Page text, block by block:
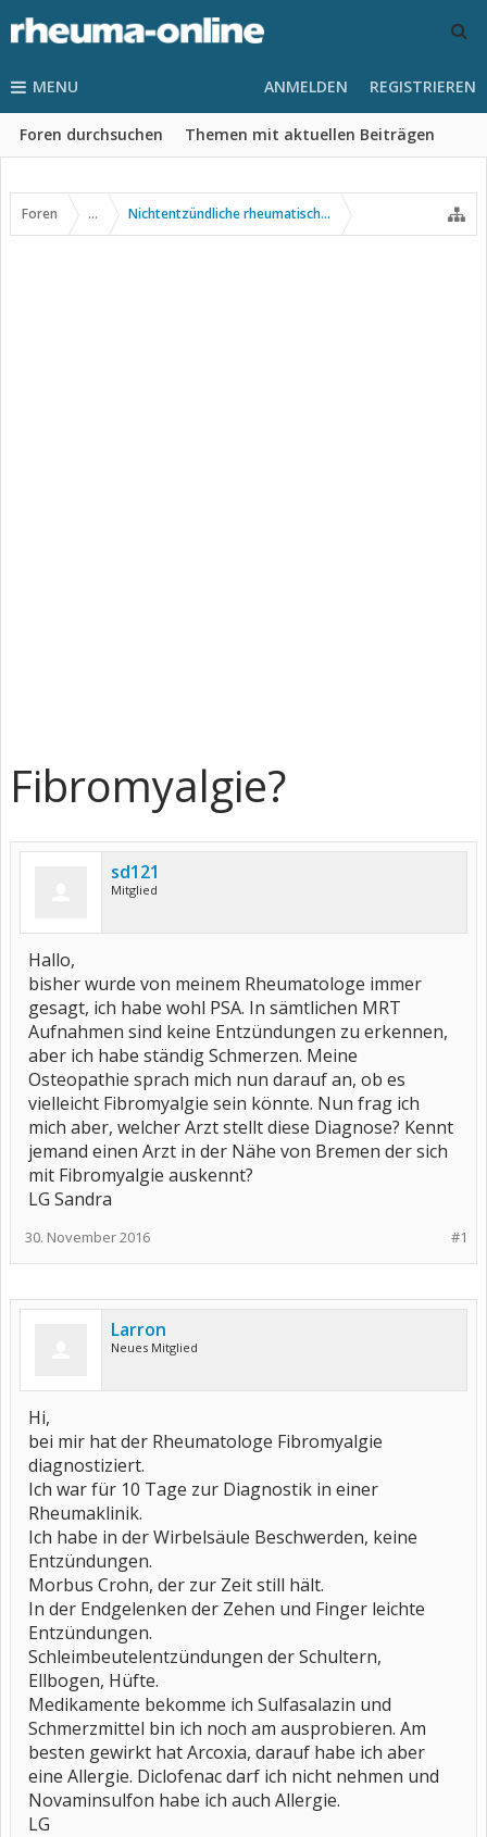
MENU
Foren durchsuchen Themen mit aktuellen Beiträgen
ANMELDEN REGISTRIEREN
Foren ... Nichtentzündliche rheumatische Erkrankungen
Fibromyalgie?
sd121
Mitglied
Hallo,
bisher wurde von meinem Rheumatologe immer
gesagt, ich habe wohl PSA. In sämtlichen MRT
Aufnahmen sind keine Entzündungen zu erkennen,
aber ich habe ständig Schmerzen. Meine
Osteopathie sprach mich nun darauf an, ob es
vielleicht Fibromyalgie sein könnte. Nun frag ich
mich aber, welcher Arzt stellt diese Diagnose? Kennt
jemand einen Arzt in der Nähe von Bremen der sich
mit Fibromyalgie auskennt?
LG Sandra
#1
30. November 2016
Larron
Neues Mitglied
Hi,
bei mir hat der Rheumatologe Fibromyalgie
diagnostiziert.
Ich war für 10 Tage zur Diagnostik in einer
Rheumaklinik.
Ich habe in der Wirbelsäule Beschwerden, keine
Entzündungen.
Morbus Crohn, der zur Zeit still hält.
In der Endgelenken der Zehen und Finger leichte
Entzündungen.
Schleimbeutelentzündungen der Schultern,
Ellbogen, Hüfte.
Medikamente bekomme ich Sulfasalazin und
Schmerzmittel bin ich noch am ausprobieren. Am
besten gewirkt hat Arcoxia, darauf habe ich aber
eine Allergie. Diclofenac darf ich nicht nehmen und
Novaminsulfon habe ich auch Allergie.
LG